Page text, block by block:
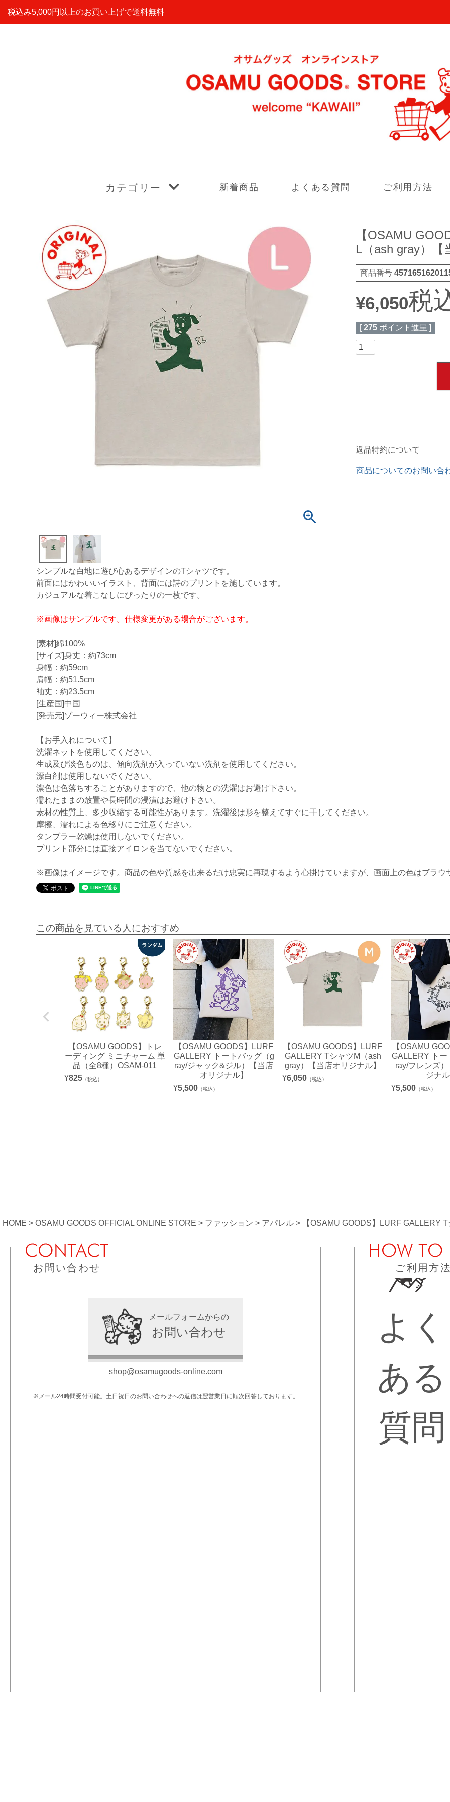
税込み5,000円以上のお買い上げで送料無料
カテゴリー 新着商品 よくある質問 ご利用方法
【OSAMU
L（ash gray）
商品番号
¥6,050税
[ 275 ポイント進呈 ]
返品特約について
商品についてのお問い合
シンプルな白地に遊び心あるデザインのTシャツです。
前面にはかわいいイラスト、背面には詩のプリントを施しています。
カジュアルな着こなしにぴったりの一枚です。
※画像はサンプルです。仕様変更がある場合がございます。
[素材]綿100%
[サイズ]身丈：約73cm
身幅：約59cm
肩幅：約51.5cm
袖丈：約23.5cm
[生産国]中国
[発売元]ゾーウィー株式会社
【お手入れについて】
洗濯ネットを使用してください。
生成及び淡色ものは、傾向洗剤が入っていない洗剤を使用してください。
漂白剤は使用しないでください。
濃色は色落ちすることがありますので、他の物との洗濯はお避け下さい。
濡れたままの放置や長時間の浸漬はお避け下さい。
素材の性質上、多少収縮する可能性があります。洗濯後は形を整えてすぐに干してください。
摩擦、濡れによる色移りにご注意ください。
タンブラー乾燥は使用しないでください。
プリント部分には直接アイロンを当てないでください。
※画像はイメージです。商品の色や質感を出来るだけ忠実に再現するよう心掛けていますが、画面上の色はブラ
この商品を見ている人におすすめ
【OSAMU GOODS】トレ
ーディング ミニチャーム 単
品（全8種）OSAM-011
¥825 （税込）
【OSAMU GOODS】LURF
GALLERY トートバッグ（g
ray/ジャック&ジル）【当店
オリジナル】
¥5,500 （税込）
【OSAMU GOODS】LURF
GALLERY TシャツM（ash
gray）【当店オリジナル】
¥6,050 （税込）
【OSAMU
GALLERY トー
ray/フレンズ
ジナ
¥5,500 （税込）
HOME OSAMU GOODS OFFICIAL ONLINE STORE ファッション アパレル 【OSAMU GOODS】LURF GALLERY
お問い合わせ
メールフォームからの
お問い合わせ
shop@osamugoods-online.com
※メール24時間受付可能。土日祝日のお問い合わせへの返信は翌営業日に順次回答しております。
ご利用方
よく
ある
質問